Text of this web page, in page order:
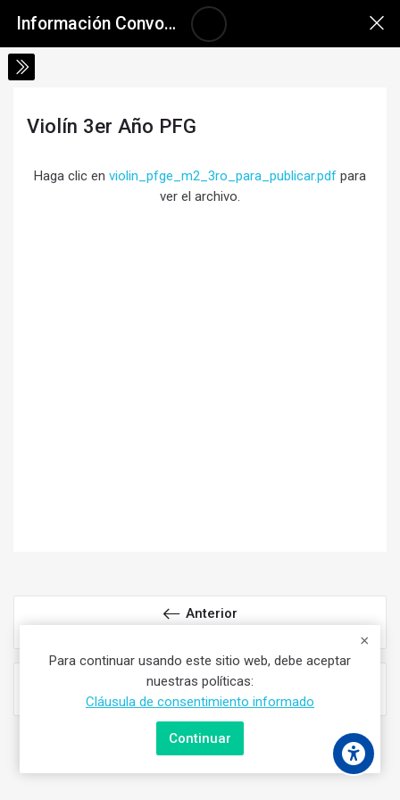
Información Convocatoria a Inscripciones 2026
Violín 3er Año PFG
Haga clic en violin_pfge_m2_3ro_para_publicar.pdf para
ver el archivo.
Anterior
Siguiente
Violín 4to Año PFG
Para continuar usando este sitio web, debe aceptar
nuestras políticas:
Cláusula de consentimiento informado
Continuar